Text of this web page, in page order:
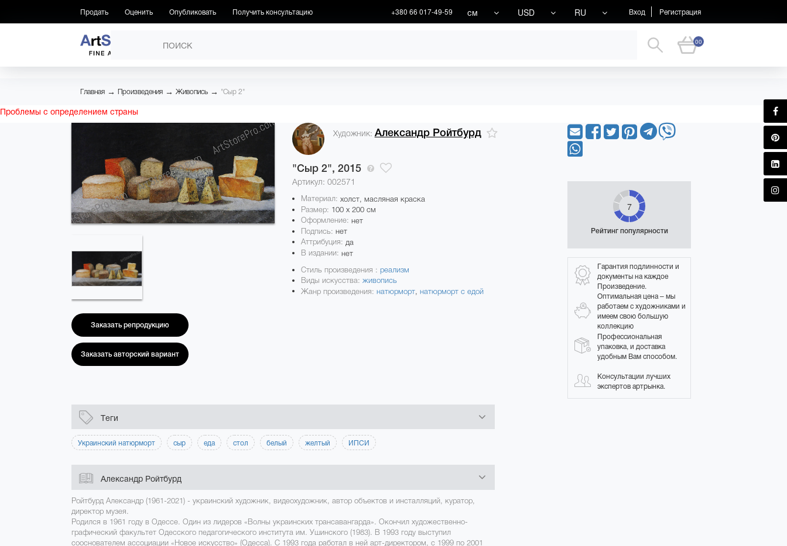
Продать Оценить Опубликовать Получить консультацию Вход Регистрация
+380 66 017-49-59 см USD RU
00
ПРОИЗВЕДЕНИЯ
Главная → Произведения → Живопись → "Сыр 2"
Проблемы с определением страны
Заказать репродукцию
Заказать авторский вариант
Художник: Александр Ройтбурд
"Сыр 2", 2015
Артикул: 002571
Материал: холст, масляная краска
Размер: 100 x 200 см
Оформление: нет
Подпись: нет
Аттрибуция: да
В издании: нет
Стиль произведения : реализм
Виды искусства: живопись
Жанр произведения: натюрморт, натюрморт с едой
7
Рейтинг популярности
Гарантия подлинности и
документы на каждое
Произведение.
Оптимальная цена – мы
работаем с художниками и
имеем свою большую
коллекцию
Профессиональная
упаковка, и доставка
удобным Вам способом.
Консультации лучших
экспертов артрынка.
Теги
Украинский натюрморт сыр еда стол белый желтый ИПСИ
Александр Ройтбурд
Ройтбурд Александр (1961-2021) - украинский художник, видеохудожник, автор объектов и инсталляций, куратор,
директор музея.
Родился в 1961 году в Одессе. Один из лидеров «Волны украинских трансавангарда». Окончил художественно-
графический факультет Одесского педагогического института им. Ушинского (1983). В 1993 году выступил
сооснователем ассоциации «Новое искусство» (Одесса). С 1993 года работал в ней арт-директором, с 1999 по 2001